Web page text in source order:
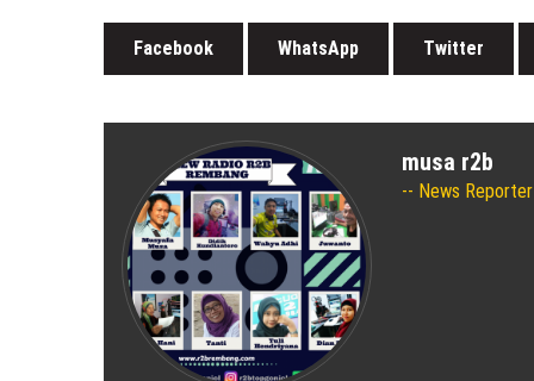
12 November 2021 bymusa r2b
Facebook WhatsApp Twitter
musa r2b
News Reporter